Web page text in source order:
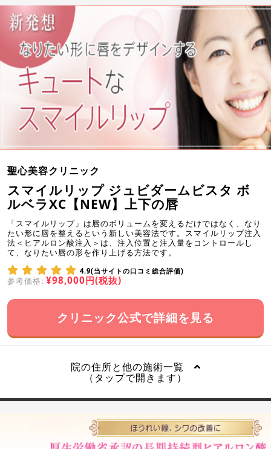
聖心美容クリニック
スマイルリップ ジュビダームビスタ ボ
ルベラXC【NEW】上下の唇
「スマイルリップ」は唇のボリュームを変えるだけではなく、なり
たい形に唇を整えるという新しい美容法です。スマイルリップ注入
法＜ヒアルロン酸注入＞は、注入位置と注入量をコントロールし
て、なりたい唇の形を作り上げる方法です。
4.9(当サイトの口コミ総合評価)
参考価格: ¥98,000円(税抜)
クリニック公式で詳細を見る
院の住所と他の施術一覧
（タップで開きます）